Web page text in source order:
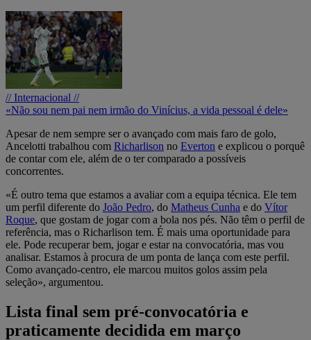
// Internacional //
«Não sou nem pai nem irmão do Vinícius, a vida pessoal é dele»
Apesar de nem sempre ser o avançado com mais faro de golo,
Ancelotti trabalhou com Richarlison no Everton e explicou o porquê
de contar com ele, além de o ter comparado a possíveis
concorrentes.
«É outro tema que estamos a avaliar com a equipa técnica. Ele tem
um perfil diferente do João Pedro, do Matheus Cunha e do Vítor
Roque, que gostam de jogar com a bola nos pés. Não têm o perfil de
referência, mas o Richarlison tem. É mais uma oportunidade para
ele. Pode recuperar bem, jogar e estar na convocatória, mas vou
analisar. Estamos à procura de um ponta de lança com este perfil.
Como avançado-centro, ele marcou muitos golos assim pela
seleção», argumentou.
Lista final sem pré-convocatória e
praticamente decidida em março